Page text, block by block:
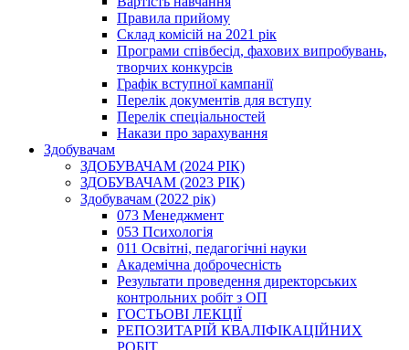
Правила прийому
Склад комісій на 2021 рік
Програми співбесід, фахових випробувань,
творчих конкурсів
Графік вступної кампанії
Перелік документів для вступу
Перелік спеціальностей
Накази про зарахування
Здобувачам
ЗДОБУВАЧАМ (2024 РІК)
ЗДОБУВАЧАМ (2023 РІК)
Здобувачам (2022 рік)
073 Менеджмент
053 Психологія
011 Освітні, педагогічні науки
Академічна доброчесність
Результати проведення директорських
контрольних робіт з ОП
ГОСТЬОВІ ЛЕКЦІЇ
РЕПОЗИТАРІЙ КВАЛІФІКАЦІЙНИХ
РОБІТ